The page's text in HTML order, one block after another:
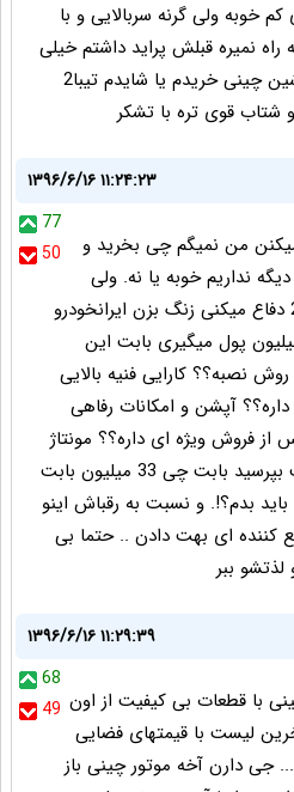
خوبه ولی گرنه سربالایی و با
راه نمیره قبلش پراید داشتم خیلی
بهتر بود شاید فروختم ماشین چینی خریدم یا شایدم تیبا2
شتاب قوی تره با تشکر
۱۳۹۶/۶/۱۶ ۱۱:۲۴:۲۳
77
50
که طرفداری 206 میکنن من نمیگم چی بخرید و
نداریم خوبه یا نه. ولی
میگم شما که از206 تیپ2 دفاع میکنی زنگ بزن ایرانخودرو
بابت چی از من 33 میلیون پول میگیری بابت این
نصبه؟؟ کارایی فنیه بالایی
آپشن و امکانات رفاهی
فروش ویژه ای داره؟؟ مونتاژ
بی نقصی داره؟؟ از شرکت بپرسید بابت چی 33 میلیون بابت
بدم؟!. و نسبت به رقباش اینو
کننده ای بهت دادن .. حتما بی
ببر
۱۳۹۶/۶/۱۶ ۱۱:۲۹:۳۹
68
49 با قطعات بی کیفیت از اون
لیست با قیمتهای فضایی
پارس و ... جی دارن آخه موتور چینی باز